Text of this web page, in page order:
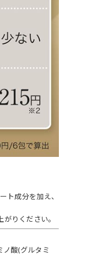
ト成分を加え、
りください。
ノ酸(グルタミ